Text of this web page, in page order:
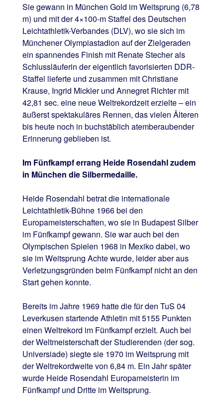
Sie gewann in München Gold im Weitsprung (6,78
m) und mit der 4×100-m Staffel des Deutschen
Leichtathletik-Verbandes (DLV), wo sie sich im
Münchener Olympiastadion auf der Zielgeraden
ein spannendes Finish mit Renate Stecher als
Schlussläuferin der eigentlich favorisierten DDR-
Staffel lieferte und zusammen mit Christiane
Krause, Ingrid Mickler und Annegret Richter mit
42,81 sec. eine neue Weltrekordzeit erzielte – ein
äußerst spektakuläres Rennen, das vielen Älteren
bis heute noch in buchstäblich atemberaubender
Erinnerung geblieben ist.
Im Fünfkampf errang Heide Rosendahl zudem
in München die Silbermedaille.
Heide Rosendahl betrat die internationale
Leichtathletik-Bühne 1966 bei den
Europameisterschaften, wo sie in Budapest Silber
im Fünfkampf gewann. Sie war auch bei den
Olympischen Spielen 1968 in Mexiko dabei, wo
sie im Weitsprung Achte wurde, leider aber aus
Verletzungsgründen beim Fünfkampf nicht an den
Start gehen konnte.
Bereits im Jahre 1969 hatte die für den TuS 04
Leverkusen startende Athletin mit 5155 Punkten
einen Weltrekord im Fünfkampf erzielt. Auch bei
der Weltmeisterschaft der Studierenden (der sog.
Universiade) siegte sie 1970 im Weitsprung mit
der Weltrekordweite von 6,84 m. Ein Jahr später
wurde Heide Rosendahl Europameisterin im
Fünfkampf und Dritte im Weitsprung.